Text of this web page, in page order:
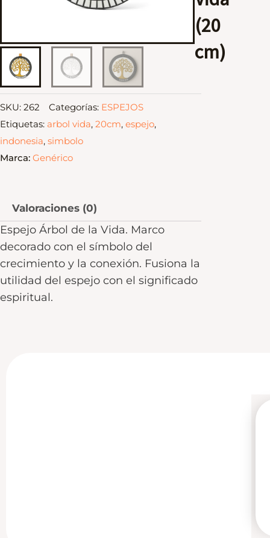
(20
cm)
SKU: 262 Categorías: ESPEJOS
Etiquetas: arbol vida, 20cm, espejo,
indonesia, simbolo
Marca: Genérico
Valoraciones (0)
Espejo Árbol de la Vida. Marco
decorado con el símbolo del
crecimiento y la conexión. Fusiona la
utilidad del espejo con el significado
espiritual.